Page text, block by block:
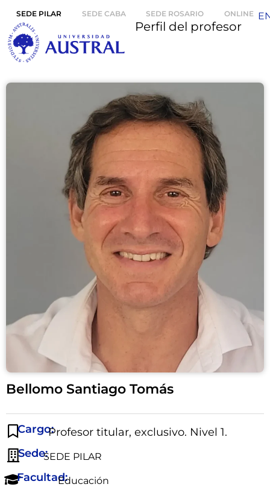
SEDE PILAR SEDE CABA SEDE ROSARIO ONLINE
Perfil del profesor
Bellomo Santiago Tomás
Cargo:Profesor titular, exclusivo. Nivel 1.
Sede:SEDE PILAR
Facultad:Educación